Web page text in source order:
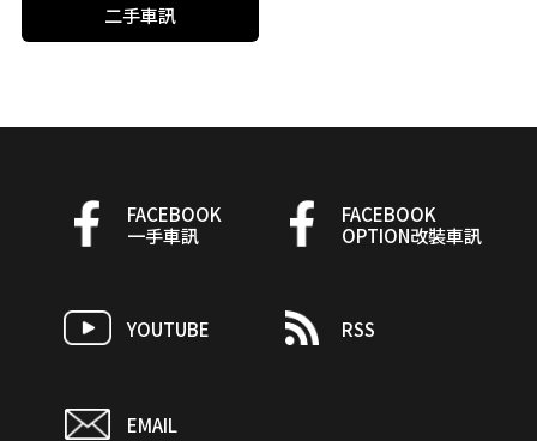
二手車訊
FACEBOOK
一手車訊
FACEBOOK
OPTION改裝車訊
YOUTUBE RSS
EMAIL